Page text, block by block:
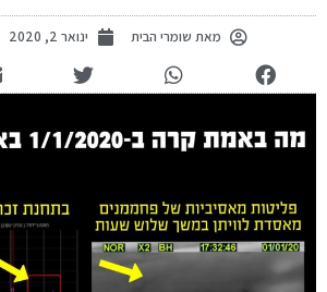
מאת שומרי הבית ינואר 2, 2020